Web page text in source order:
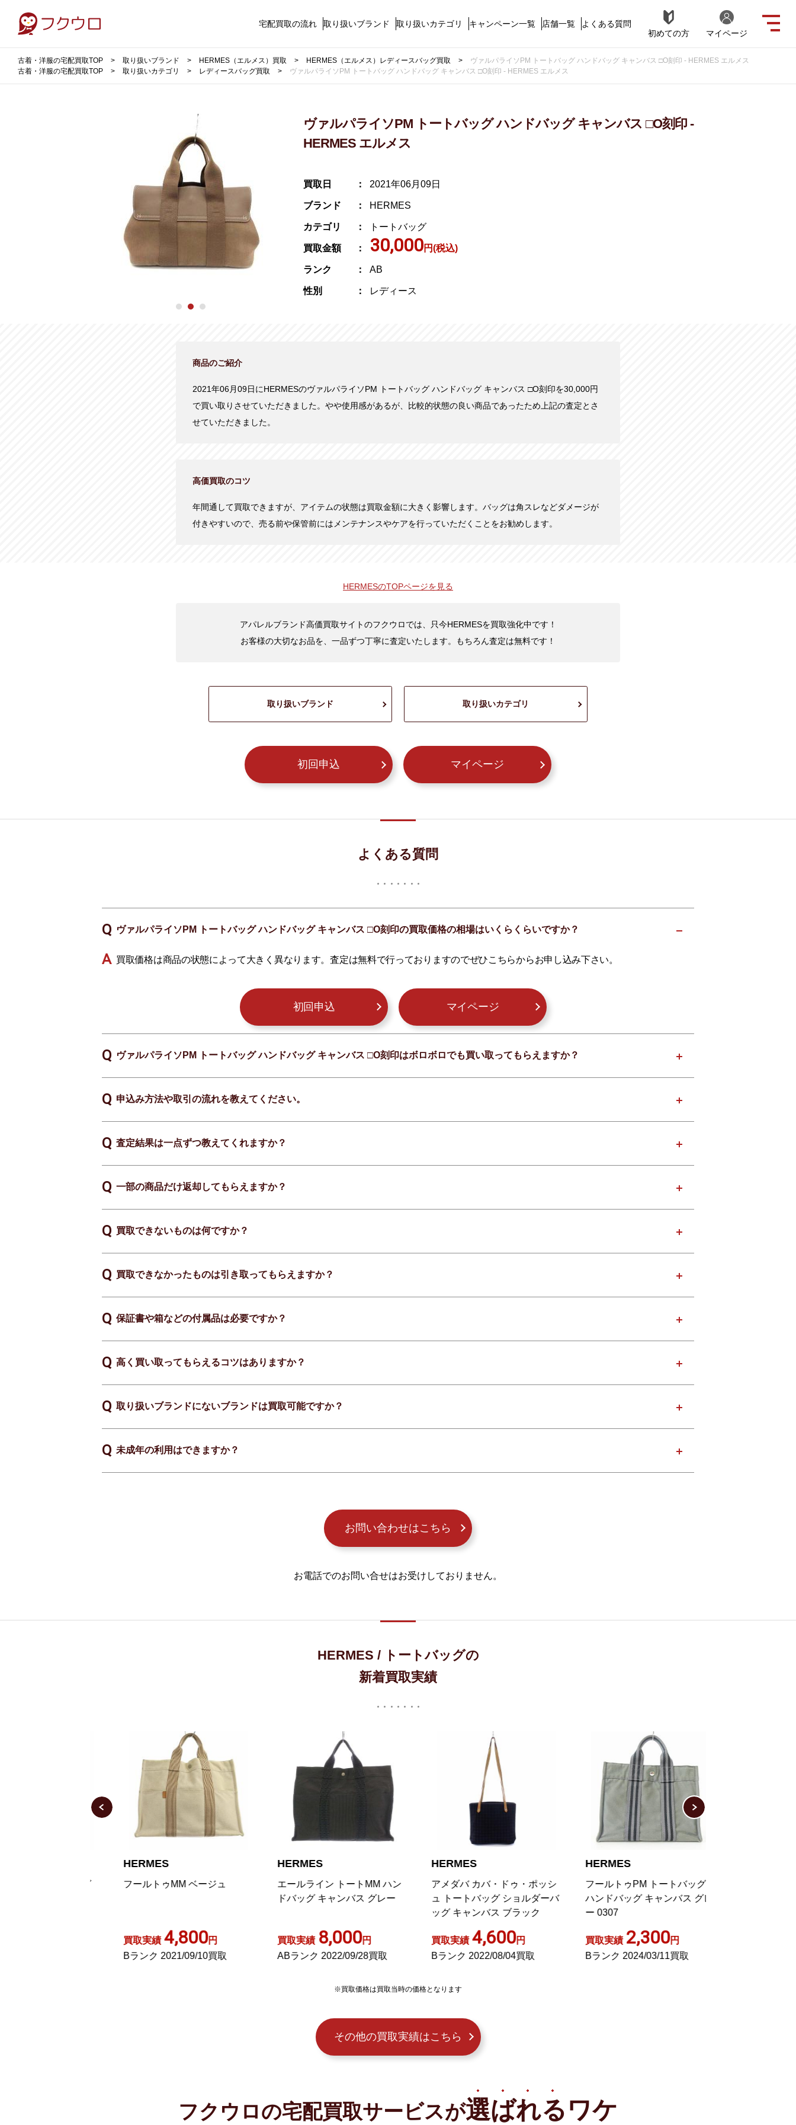
宅配買取の流れ 取り扱いブランド 取り扱いカテゴリ キャンペーン一覧 店舗一覧
よくある質問
初めての方
マイページ
古着・洋服の宅配買取TOP 取り扱いブランド HERMES（エルメス）買取 HERMES（エルメス）レディースバッグ買取
ヴァルパライソPM トートバッグ ハンドバッグ キャンバス □O刻印 - HERMES エルメス
古着・洋服の宅配買取TOP
取り扱いカテゴリ レディースバッグ買取 ヴァルパライソPM トートバッグ ハンドバッグ キャンバス □O刻印 - HERMES エルメス
ヴァルパライソPM トートバッグ ハンドバッグ キャンバス □O刻印 -
HERMES エルメス
買取日 2021年06月09日
ブランド HERMES
カテゴリ トートバッグ
買取金額 30,000円(税込)
ランク AB
性別 レディース
商品のご紹介
2021年06月09日にHERMESのヴァルパライソPM トートバッグ ハンドバッグ キャンバス □O刻印を30,000円
で買い取りさせていただきました。やや使用感があるが、比較的状態の良い商品であったため上記の査定とさ
せていただきました。
高価買取のコツ
年間通して買取できますが、アイテムの状態は買取金額に大きく影響します。バッグは角スレなどダメージが
付きやすいので、売る前や保管前にはメンテナンスやケアを行っていただくことをお勧めします。
HERMESのTOPページを見る
アパレルブランド高価買取サイトのフクウロでは、只今HERMESを買取強化中です！
お客様の大切なお品を、一品ずつ丁寧に査定いたします。もちろん査定は無料です！
取り扱いブランド 取り扱いカテゴリ
初回申込 マイページ
よくある質問
ヴァルパライソPM トートバッグ ハンドバッグ キャンバス □O刻印の買取価格の相場はいくらくらいですか？
買取価格は商品の状態によって大きく異なります。査定は無料で行っておりますのでぜひこちらからお申し込み下さい。
初回申込 マイページ
ヴァルパライソPM トートバッグ ハンドバッグ キャンバス □O刻印はボロボロでも買い取ってもらえますか？
申込み方法や取引の流れを教えてください。
査定結果は一点ずつ教えてくれますか？
一部の商品だけ返却してもらえますか？
買取できないものは何ですか？
買取できなかったものは引き取ってもらえますか？
保証書や箱などの付属品は必要ですか？
高く買い取ってもらえるコツはありますか？
取り扱いブランドにないブランドは買取可能ですか？
未成年の利用はできますか？
お問い合わせはこちら
お電話でのお問い合せはお受けしておりません。
HERMES / トートバッグの
新着買取実績
HERMES
フールトゥMM ベージュ
買取実績 4,800円
Bランク 2021/09/10買取
HERMES
エールライン トートMM ハン
ドバッグ キャンバス グレー
買取実績 8,000円
ABランク 2022/09/28買取
HERMES
アメダバ カバ・ドゥ・ポッシ
ュ トートバッグ ショルダーバ
ッグ キャンバス ブラック
買取実績 4,600円
Bランク 2022/08/04買取
HERMES
フールトゥPM トートバッグ
ハンドバッグ キャンバス グレ
ー 0307
買取実績 2,300円
Bランク 2024/03/11買取
※買取価格は買取当時の価格となります
その他の買取実績はこちら
フクウロの宅配買取サービスが選ばれるワケ